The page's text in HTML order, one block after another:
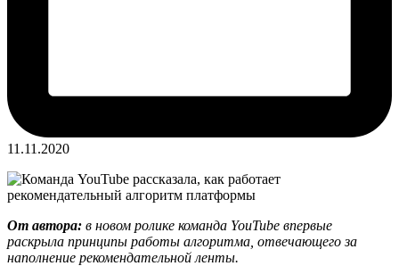
11.11.2020
От автора: в новом ролике команда YouTube впервые
раскрыла принципы работы алгоритма, отвечающего за
наполнение рекомендательной ленты.